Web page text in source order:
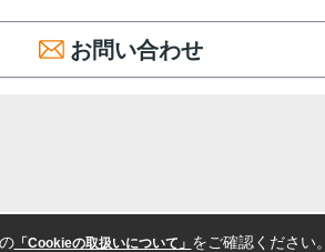
お問い合わせ
「Cookieの取扱いについて」 をご確認ください。